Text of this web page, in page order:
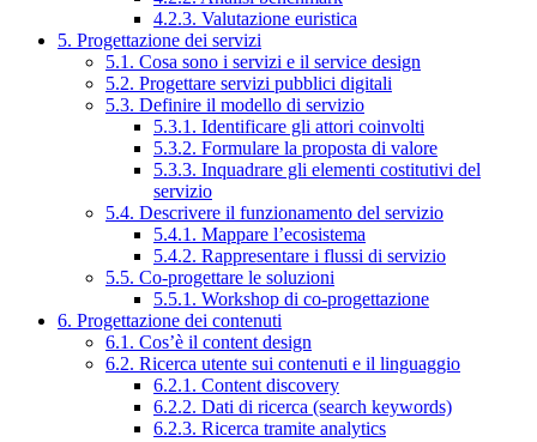
4.2.3. Valutazione euristica
5. Progettazione dei servizi
5.1. Cosa sono i servizi e il service design
5.2. Progettare servizi pubblici digitali
5.3. Definire il modello di servizio
5.3.1. Identificare gli attori coinvolti
5.3.2. Formulare la proposta di valore
5.3.3. Inquadrare gli elementi costitutivi del
servizio
5.4. Descrivere il funzionamento del servizio
5.4.1. Mappare l’ecosistema
5.4.2. Rappresentare i flussi di servizio
5.5. Co-progettare le soluzioni
5.5.1. Workshop di co-progettazione
6. Progettazione dei contenuti
6.1. Cos’è il content design
6.2. Ricerca utente sui contenuti e il linguaggio
6.2.1. Content discovery
6.2.2. Dati di ricerca (search keywords)
6.2.3. Ricerca tramite analytics